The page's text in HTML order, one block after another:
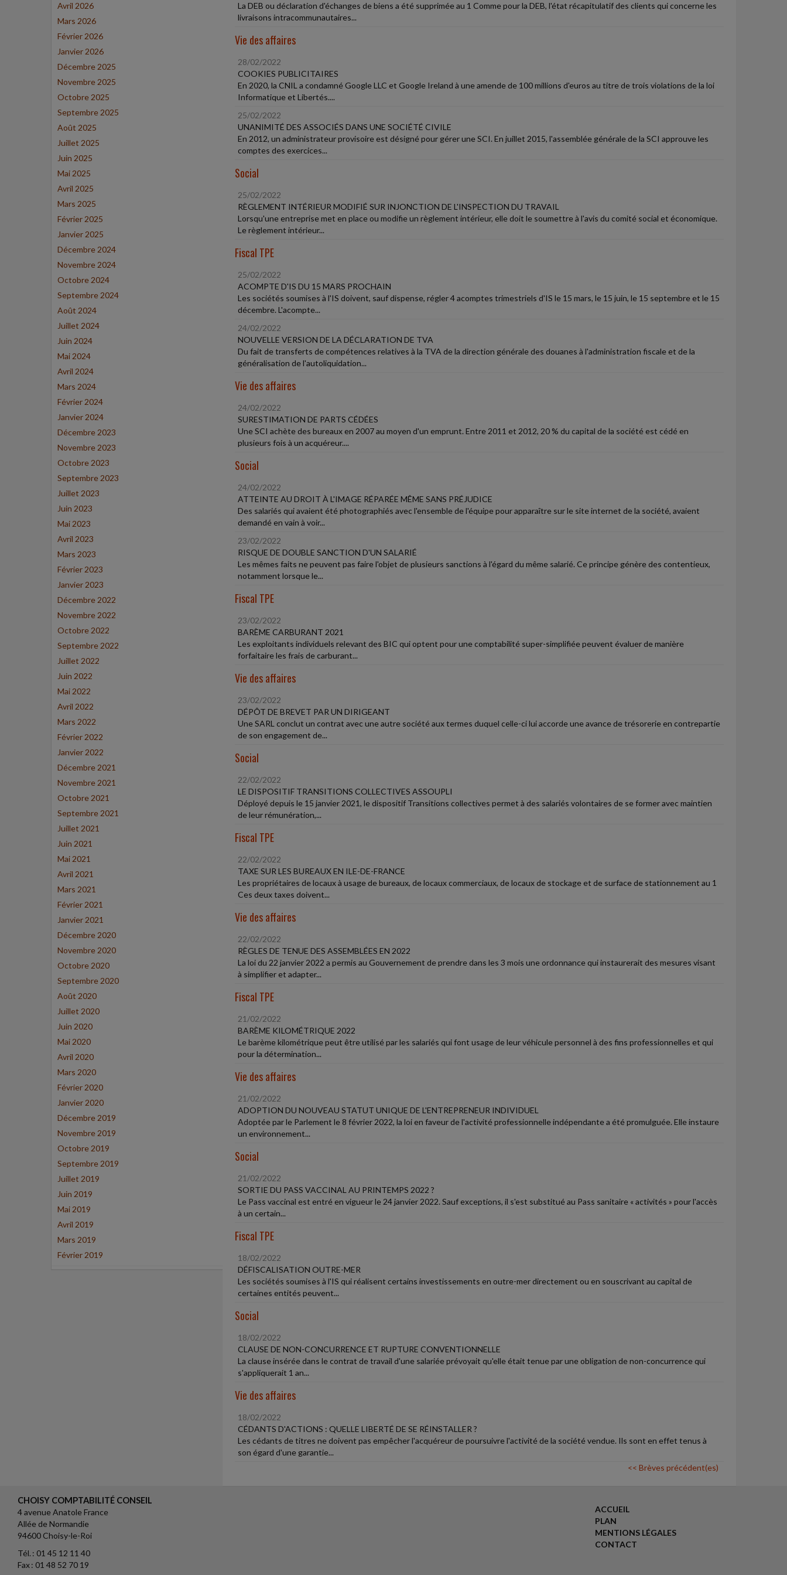
Avril 2026
Mars 2026
Février 2026
Janvier 2026
Décembre 2025
Novembre 2025
Octobre 2025
Septembre 2025
Août 2025
Juillet 2025
Juin 2025
Mai 2025
Avril 2025
Mars 2025
Février 2025
Janvier 2025
Décembre 2024
Novembre 2024
Octobre 2024
Septembre 2024
Août 2024
Juillet 2024
Juin 2024
Mai 2024
Avril 2024
Mars 2024
Février 2024
Janvier 2024
Décembre 2023
Novembre 2023
Octobre 2023
Septembre 2023
Juillet 2023
Juin 2023
Mai 2023
Avril 2023
Mars 2023
Février 2023
Janvier 2023
Décembre 2022
Novembre 2022
Octobre 2022
Septembre 2022
Juillet 2022
Juin 2022
Mai 2022
Avril 2022
Mars 2022
Février 2022
Janvier 2022
Décembre 2021
Novembre 2021
Octobre 2021
Septembre 2021
Juillet 2021
Juin 2021
Mai 2021
Avril 2021
Mars 2021
Février 2021
Janvier 2021
Décembre 2020
Novembre 2020
Octobre 2020
Septembre 2020
Août 2020
Juillet 2020
Juin 2020
Mai 2020
Avril 2020
Mars 2020
Février 2020
Janvier 2020
Décembre 2019
Novembre 2019
Octobre 2019
Septembre 2019
Juillet 2019
Juin 2019
Mai 2019
Avril 2019
Mars 2019
Février 2019
La DEB ou déclaration d'échanges de biens a été supprimée au 1 Comme pour la DEB, l'état récapitulatif des clients qui concerne les
livraisons intracommunautaires...
Vie des affaires
28/02/2022
COOKIES PUBLICITAIRES
En 2020, la CNIL a condamné Google LLC et Google Ireland à une amende de 100 millions d'euros au titre de trois violations de la loi
Informatique et Libertés....
25/02/2022
UNANIMITÉ DES ASSOCIÉS DANS UNE SOCIÉTÉ CIVILE
En 2012, un administrateur provisoire est désigné pour gérer une SCI. En juillet 2015, l'assemblée générale de la SCI approuve les
comptes des exercices...
Social
25/02/2022
RÈGLEMENT INTÉRIEUR MODIFIÉ SUR INJONCTION DE L'INSPECTION DU TRAVAIL
Lorsqu'une entreprise met en place ou modifie un règlement intérieur, elle doit le soumettre à l'avis du comité social et économique.
Le règlement intérieur...
Fiscal TPE
25/02/2022
ACOMPTE D'IS DU 15 MARS PROCHAIN
Les sociétés soumises à l'IS doivent, sauf dispense, régler 4 acomptes trimestriels d'IS le 15 mars, le 15 juin, le 15 septembre et le 15
décembre. L'acompte...
24/02/2022
NOUVELLE VERSION DE LA DÉCLARATION DE TVA
Du fait de transferts de compétences relatives à la TVA de la direction générale des douanes à l'administration fiscale et de la
généralisation de l'autoliquidation...
Vie des affaires
24/02/2022
SURESTIMATION DE PARTS CÉDÉES
Une SCI achète des bureaux en 2007 au moyen d'un emprunt. Entre 2011 et 2012, 20 % du capital de la société est cédé en
plusieurs fois à un acquéreur....
Social
24/02/2022
ATTEINTE AU DROIT À L'IMAGE RÉPARÉE MÊME SANS PRÉJUDICE
Des salariés qui avaient été photographiés avec l'ensemble de l'équipe pour apparaître sur le site internet de la société, avaient
demandé en vain à voir...
23/02/2022
RISQUE DE DOUBLE SANCTION D'UN SALARIÉ
Les mêmes faits ne peuvent pas faire l'objet de plusieurs sanctions à l'égard du même salarié. Ce principe génère des contentieux,
notamment lorsque le...
Fiscal TPE
23/02/2022
BARÈME CARBURANT 2021
Les exploitants individuels relevant des BIC qui optent pour une comptabilité super-simplifiée peuvent évaluer de manière
forfaitaire les frais de carburant...
Vie des affaires
23/02/2022
DÉPÔT DE BREVET PAR UN DIRIGEANT
Une SARL conclut un contrat avec une autre société aux termes duquel celle-ci lui accorde une avance de trésorerie en contrepartie
de son engagement de...
Social
22/02/2022
LE DISPOSITIF TRANSITIONS COLLECTIVES ASSOUPLI
Déployé depuis le 15 janvier 2021, le dispositif Transitions collectives permet à des salariés volontaires de se former avec maintien
de leur rémunération,...
Fiscal TPE
22/02/2022
TAXE SUR LES BUREAUX EN ILE-DE-FRANCE
Les propriétaires de locaux à usage de bureaux, de locaux commerciaux, de locaux de stockage et de surface de stationnement au 1
Ces deux taxes doivent...
Vie des affaires
22/02/2022
RÈGLES DE TENUE DES ASSEMBLÉES EN 2022
La loi du 22 janvier 2022 a permis au Gouvernement de prendre dans les 3 mois une ordonnance qui instaurerait des mesures visant
à simplifier et adapter...
Fiscal TPE
21/02/2022
BARÈME KILOMÉTRIQUE 2022
Le barème kilométrique peut être utilisé par les salariés qui font usage de leur véhicule personnel à des fins professionnelles et qui
pour la détermination...
Vie des affaires
21/02/2022
ADOPTION DU NOUVEAU STATUT UNIQUE DE L'ENTREPRENEUR INDIVIDUEL
Adoptée par le Parlement le 8 février 2022, la loi en faveur de l'activité professionnelle indépendante a été promulguée. Elle instaure
un environnement...
Social
21/02/2022
SORTIE DU PASS VACCINAL AU PRINTEMPS 2022 ?
Le Pass vaccinal est entré en vigueur le 24 janvier 2022. Sauf exceptions, il s'est substitué au Pass sanitaire « activités » pour l'accès
à un certain...
Fiscal TPE
18/02/2022
DÉFISCALISATION OUTRE-MER
Les sociétés soumises à l'IS qui réalisent certains investissements en outre-mer directement ou en souscrivant au capital de
certaines entités peuvent...
Social
18/02/2022
CLAUSE DE NON-CONCURRENCE ET RUPTURE CONVENTIONNELLE
La clause insérée dans le contrat de travail d'une salariée prévoyait qu'elle était tenue par une obligation de non-concurrence qui
s'appliquerait 1 an...
Vie des affaires
18/02/2022
CÉDANTS D'ACTIONS : QUELLE LIBERTÉ DE SE RÉINSTALLER ?
Les cédants de titres ne doivent pas empêcher l'acquéreur de poursuivre l'activité de la société vendue. Ils sont en effet tenus à
son égard d'une garantie...
<< Brèves précédent(es)
CHOISY COMPTABILITÉ CONSEIL
4 avenue Anatole France
Allée de Normandie
94600 Choisy-le-Roi
Tél. : 01 45 12 11 40
Fax : 01 48 52 70 19
ACCUEIL
PLAN
MENTIONS LÉGALES
CONTACT